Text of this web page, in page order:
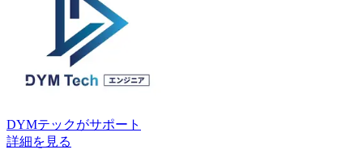
DYMテックがサポート
詳細を見る